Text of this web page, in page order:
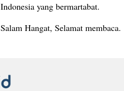
Indonesia yang bermartabat.
Salam Hangat, Selamat membaca.